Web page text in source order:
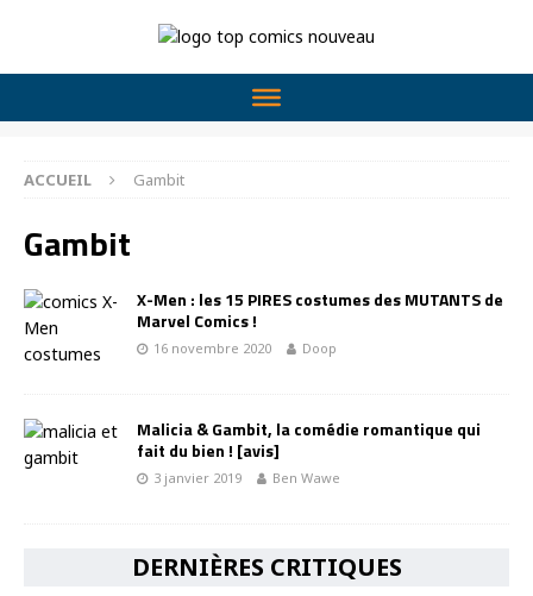
ACCUEIL Gambit
Gambit
X-Men : les 15 PIRES costumes des MUTANTS de
Marvel Comics !
16 novembre 2020 Doop
Malicia & Gambit, la comédie romantique qui
fait du bien ! [avis]
3 janvier 2019 Ben Wawe
DERNIÈRES CRITIQUES